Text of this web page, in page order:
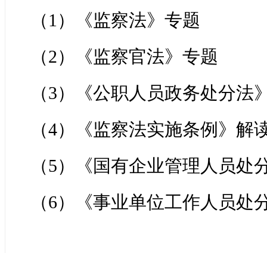
（1）《监察法》专题
（2）《监察官法》专题
（3）《公职人员政务处分法
（4）《监察法实施条例》解
（5）《国有企业管理人员处
（6）《事业单位工作人员处